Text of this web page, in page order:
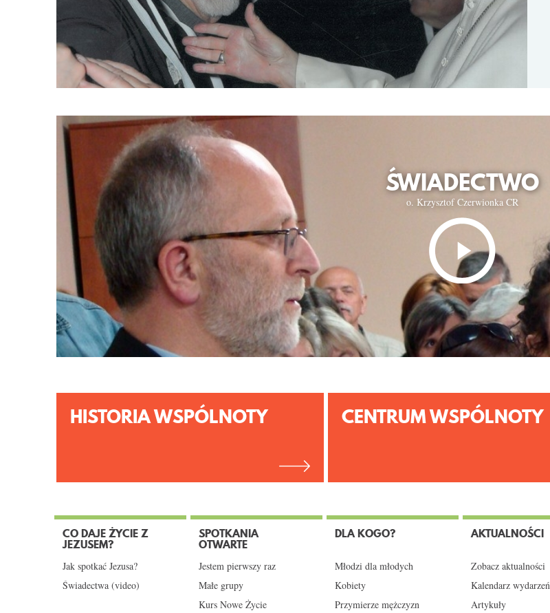
ŚWIADECTWO
o. Krzysztof Czerwionka CR
HISTORIA WSPÓLNOTY CENTRUM WSPÓLNOTY
CO DAJE ŻYCIE Z
JEZUSEM?
Jak spotkać Jezusa?
Świadectwa (video)
SPOTKANIA
OTWARTE
Jestem pierwszy raz
Małe grupy
Kurs Nowe Życie
DLA KOGO?
Młodzi dla młodych
Kobiety
Przymierze mężczyzn
AKTUALNOŚCI
Zobacz aktualności
Kalendarz wydarzeń
Artykuły